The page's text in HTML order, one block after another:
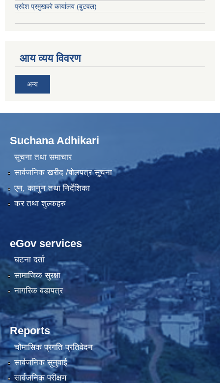
प्रदेश प्रमुखकाे कार्यालय (बुटवल)
आय व्यय विवरण
अन्य
Suchana Adhikari
सूचना तथा समाचार
सार्वजनिक खरीद /बोलपत्र सूचना
एन, कानुन तथा निर्देशिका
कर तथा शुल्कहरु
eGov services
घटना दर्ता
सामाजिक सुरक्षा
नागरिक वडापत्र
Reports
चौमासिक प्रगति प्रतिवेदन
सार्वजनिक सुनुवाई
सार्वजनिक परीक्षण